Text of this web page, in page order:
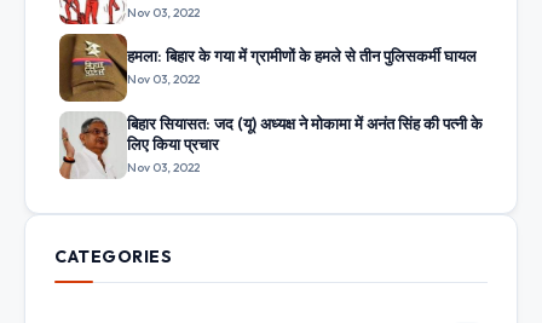
Nov 03, 2022
हमला: बिहार के गया में ग्रामीणों के हमले से तीन पुलिसकर्मी घायल
Nov 03, 2022
बिहार सियासत: जद (यू) अध्यक्ष ने मोकामा में अनंत सिंह की पत्नी के
लिए किया प्रचार
Nov 03, 2022
CATEGORIES